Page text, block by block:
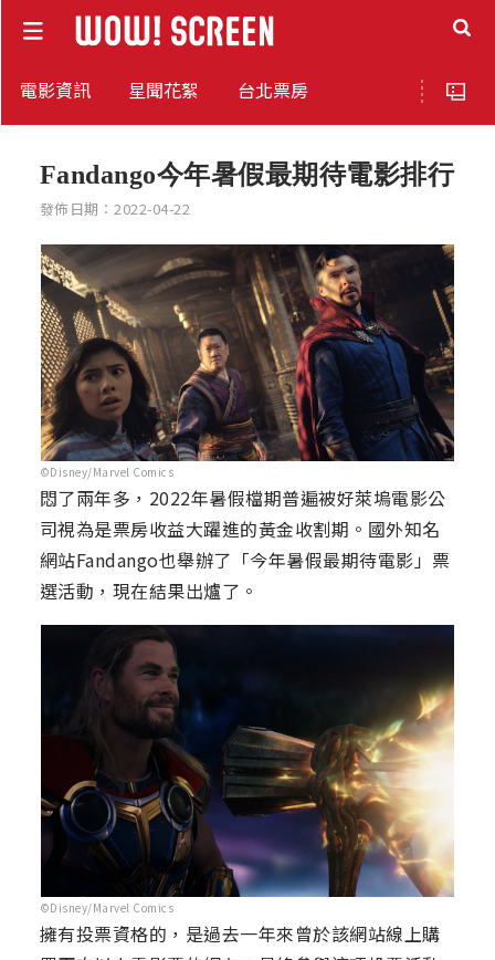
電影資訊 星聞花絮 台北票房
Fandango今年暑假最期待電影排行
發佈日期：2022-04-22
©Disney/Marvel Comics
悶了兩年多，2022年暑假檔期普遍被好萊塢電影公
司視為是票房收益大躍進的黃金收割期。國外知名
網站Fandango也舉辦了「今年暑假最期待電影」票
選活動，現在結果出爐了。
©Disney/Marvel Comics
擁有投票資格的，是過去一年來曾於該網站線上購